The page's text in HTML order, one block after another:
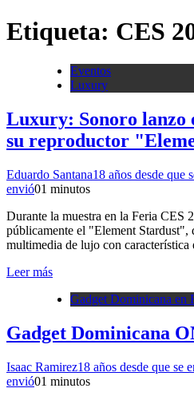
Etiqueta: CES
Eventos
Luxury
Luxury: Sonoro lanzo
su reproductor
Eduardo Santana18 años desde que
envió01 minutos
Durante la muestra en la Feria CES
públicamente el "Element Stardust",
multimedia de lujo con característica
Leer más
Gadget Dominicana en
Gadget Dominicana
Isaac Ramirez18 años desde que se
envió01 minutos